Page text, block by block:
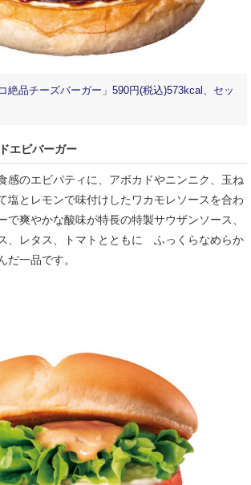
絶品チーズバーガー」590円(税込)573kcal、セッ
エビバーガー
感のエビパティに、アボカドやニンニク、玉ね
塩とレモンで味付けしたワカモレソースを合わ
で爽やかな酸味が特長の特製サウザンソース、
、レタス、トマトとともに ふっくらなめらか
だ一品です。